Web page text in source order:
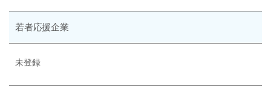
若者応援企業
未登録